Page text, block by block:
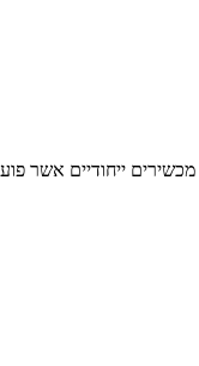
ייחודיים אשר